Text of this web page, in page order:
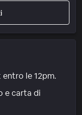
le 12pm.
e carta di